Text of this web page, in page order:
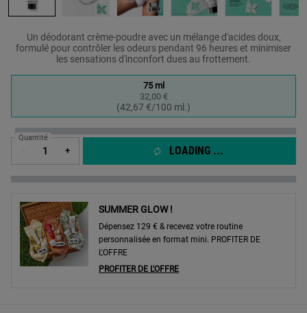
Un déodorant crème-poudre avec un mélange d'acides doux,
formulé pour contrôler les odeurs pendant 96 heures et minimiser
les sensations d'inconfort dues au frottement.
Selected
75 ml
32,00 €
(42,67 €/100 ml.)
, 1 of 1
Quantité
+ LOADING ...
SUMMER GLOW !
Dépensez 129 € & recevez votre routine
personnalisée en format mini. PROFITER DE
L'OFFRE
PROFITER DE L'OFFRE